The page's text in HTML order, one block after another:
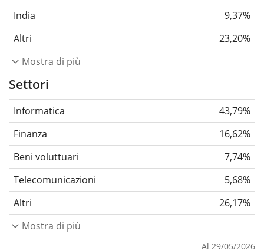
India
9,37%
Altri
23,20%
Mostra di più
Settori
Informatica
43,79%
Finanza
16,62%
Beni voluttuari
7,74%
Telecomunicazioni
5,68%
Altri
26,17%
Mostra di più
Al 29/05/2026